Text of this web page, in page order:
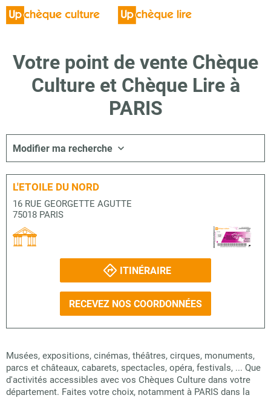
Votre point de vente Chèque
Culture et Chèque Lire à
PARIS
Modifier ma recherche
L'ETOILE DU NORD
16 RUE GEORGETTE AGUTTE
75018 PARIS
ITINÉRAIRE
RECEVEZ NOS COORDONNÉES
Musées, expositions, cinémas, théâtres, cirques, monuments,
parcs et châteaux, cabarets, spectacles, opéra, festivals, ... Que
d'activités accessibles avec vos Chèques Culture dans votre
département. Faites votre choix, notamment à PARIS dans la